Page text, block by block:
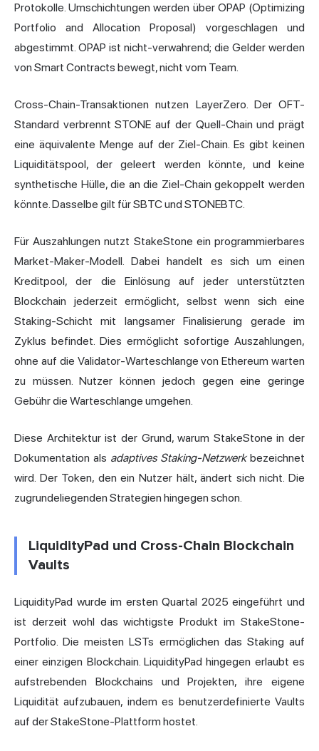
Protokolle. Umschichtungen werden über OPAP (Optimizing
Portfolio and Allocation Proposal) vorgeschlagen und
abgestimmt. OPAP ist nicht-verwahrend; die Gelder werden
von Smart Contracts bewegt, nicht vom Team.
Cross-Chain-Transaktionen nutzen LayerZero. Der OFT-
Standard verbrennt STONE auf der Quell-Chain und prägt
eine äquivalente Menge auf der Ziel-Chain. Es gibt keinen
Liquiditätspool, der geleert werden könnte, und keine
synthetische Hülle, die an die Ziel-Chain gekoppelt werden
könnte. Dasselbe gilt für SBTC und STONEBTC.
Für Auszahlungen nutzt StakeStone ein programmierbares
Market-Maker-Modell. Dabei handelt es sich um einen
Kreditpool, der die Einlösung auf jeder unterstützten
Blockchain jederzeit ermöglicht, selbst wenn sich eine
Staking-Schicht mit langsamer Finalisierung gerade im
Zyklus befindet. Dies ermöglicht sofortige Auszahlungen,
ohne auf die Validator-Warteschlange von Ethereum warten
zu müssen. Nutzer können jedoch gegen eine geringe
Gebühr die Warteschlange umgehen.
Diese Architektur ist der Grund, warum StakeStone in der
Dokumentation als adaptives Staking-Netzwerkbezeichnet
wird. Der Token, den ein Nutzer hält, ändert sich nicht. Die
zugrundeliegenden Strategien hingegen schon.
LiquidityPad und Cross-Chain Blockchain
Vaults
LiquidityPad wurde im ersten Quartal 2025 eingeführt und
ist derzeit wohl das wichtigste Produkt im StakeStone-
Portfolio. Die meisten LSTs ermöglichen das Staking auf
einer einzigen Blockchain. LiquidityPad hingegen erlaubt es
aufstrebenden Blockchains und Projekten, ihre eigene
Liquidität aufzubauen, indem es benutzerdefinierte Vaults
auf der StakeStone-Plattform hostet.